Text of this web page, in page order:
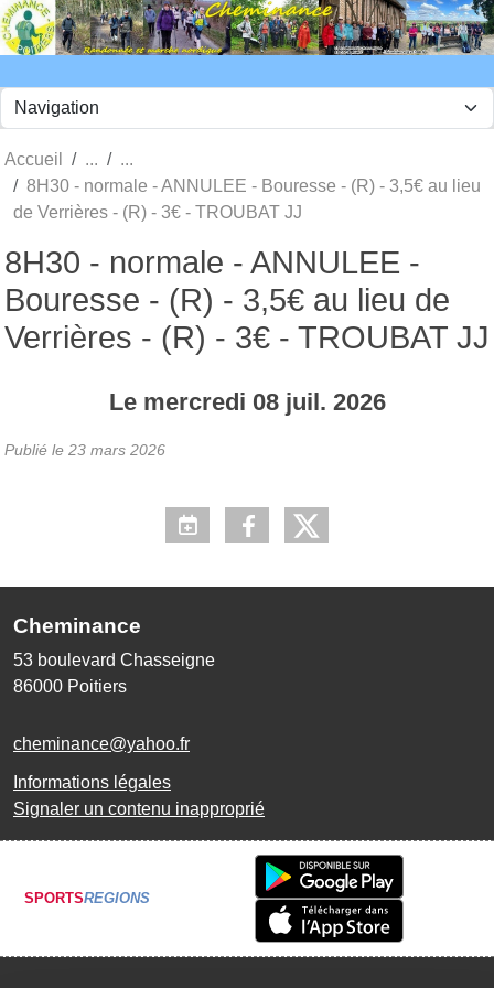
Accueil
8H30 - normale - ANNULEE - Bouresse - (R) - 3,5€ au lieu
de Verrières - (R) - 3€ - TROUBAT JJ
8H30 - normale - ANNULEE -
Bouresse - (R) - 3,5€ au lieu de
Verrières - (R) - 3€ - TROUBAT JJ
Le mercredi 08 juil. 2026
Publié le 23 mars 2026
Cheminance
53 boulevard Chasseigne
86000 Poitiers
cheminance@yahoo.fr
Informations légales
Signaler un contenu inapproprié
SPORTSREGIONS
Panneau de gestion des cookies